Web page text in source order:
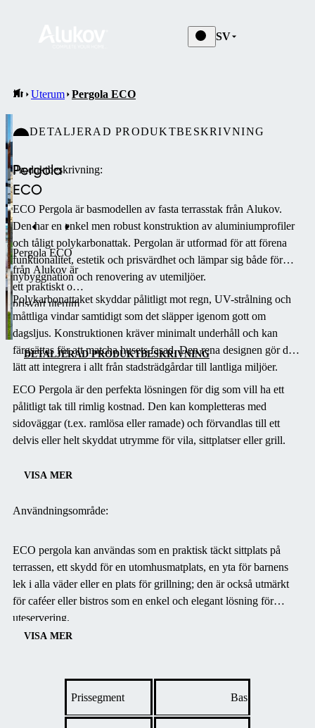
SV
Uterum Pergola ECO
Pergola
ECO
Pergola ECO
från Alukov är
ett praktiskt och
prisvärt uterum
med solid ram
och
polykarbonattak.
Det erbjuder
pålitligt skydd
mot regn och sol
och är idealiskt
för vardaglig
trädgården.
DETALJERAD PRODUKTBESKRIVNING
DETALJERAD PRODUKTBESKRIVNING
Produktbeskrivning:
ECO Pergola är basmodellen av fasta terrasstak från Alukov.
Den har en enkel men robust konstruktion av aluminiumprofiler
och tåligt polykarbonattak. Pergolan är utformad för att förena
funktionalitet, estetik och prisvärdhet och lämpar sig både för
nybyggnation och renovering av utemiljöer.
Polykarbonattaket skyddar pålitligt mot regn, UV-strålning och
måttliga vindar samtidigt som det släpper igenom gott om
dagsljus. Konstruktionen kräver minimalt underhåll och kan
färgsättas för att matcha husets fasad. Den rena designen gör den
lätt att integrera i allt från stadsträdgårdar till lantliga miljöer.
ECO Pergola är den perfekta lösningen för dig som vill ha ett
pålitligt tak till rimlig kostnad. Den kan kompletteras med
sidoväggar (t.ex. ramlösa eller ramade) och förvandlas till ett
delvis eller helt skyddat utrymme för vila, sittplatser eller grill.
VISA MER
Användningsområde:
ECO pergola kan användas som en praktisk täckt sittplats på
terrassen, ett skydd för en utomhusmatplats, en yta för barnens
lek i alla väder eller en plats för grillning; den är också utmärkt
för caféer eller bistros som en enkel och elegant lösning för
uteservering.
VISA MER
Prissegment Bas